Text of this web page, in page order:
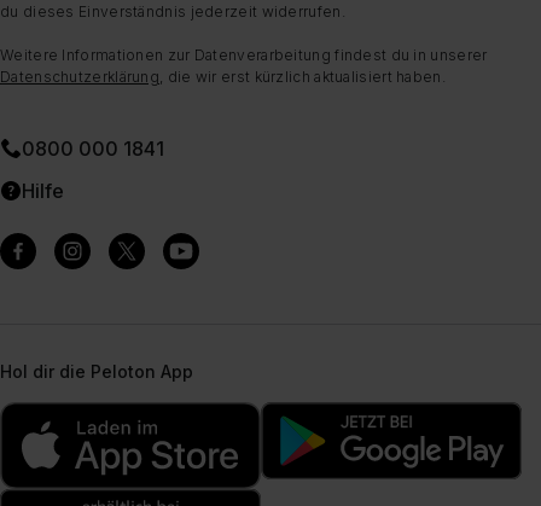
du dieses Einverständnis jederzeit widerrufen.
Weitere Informationen zur Datenverarbeitung findest du in unserer
Datenschutzerklärung , die wir erst kürzlich aktualisiert haben.
0800 000 1841
Hilfe
Hol dir die Peloton App